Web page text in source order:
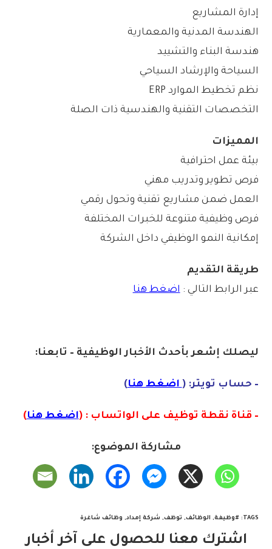
إدارة المشاريع
الهندسة المدنية والمعمارية
هندسة البناء والتشييد
السياحة والإرشاد السياحي
نظم تخطيط الموارد ERP
التخصصات التقنية والهندسية ذات الصلة
المميزات
بيئة عمل احترافية
فرص تطوير وتدريب مهني
العمل ضمن مشاريع تقنية وتحول رقمي
فرص وظيفية متنوعة للخبرات المختلفة
إمكانية النمو الوظيفي داخل الشركة
طريقة التقديم
عبر الرابط التالي : اضغط هنا
ليصلك إشعربأحدث الأخبار الوظيفية – تابعنا:
– حساب تويتر: ( اضغط هنا)
– قناة نقطة توظيف على الواتساب : (اضغط هنا)
مشاركة الموضوع:
TAGS
: #وظيفة, الوظائف, توظف, شركة إمداد, وظائف شاغرة
اشترك معنا للحصول على آخر أخبار